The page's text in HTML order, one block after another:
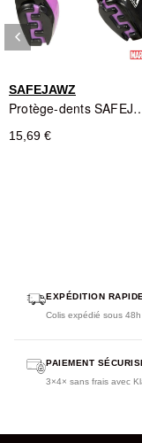
Remodel Tech™
Design extroverti
SAFEJAWZ
Protège-dents SAFEJAWZ Black
15,69 €
Précédent
keyboard_arrow_left
EXPÉDITION RAPIDE
Colis expédié sous 48h
PAIEMENT
3×4× sans frais avec